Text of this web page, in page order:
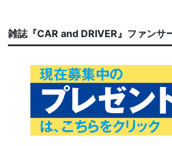
雑誌『CAR and DRIVER』ファンサ